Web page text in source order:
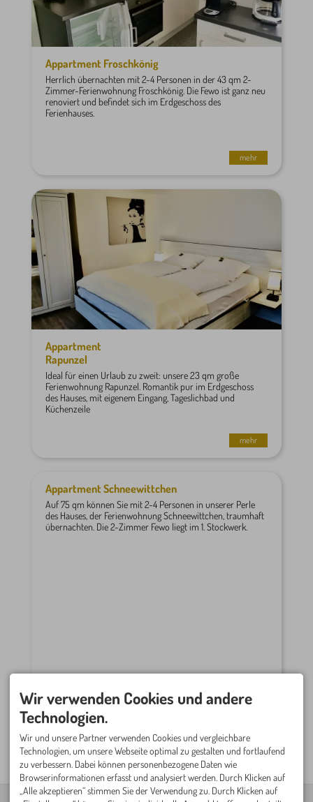
Appartment Froschkönig
Herrlich übernachten mit 2-4 Personen in der 43 qm 2-
Zimmer-Ferienwohnung Froschkönig. Die Fewo ist ganz neu
renoviert und befindet sich im Erdgeschoss des
Ferienhauses.
mehr
Appartment
Rapunzel
Ideal für einen Urlaub zu zweit: unsere 23 qm große
Ferienwohnung Rapunzel. Romantik pur im Erdgeschoss
des Hauses, mit eigenem Eingang, Tageslichbad und
Küchenzeile
mehr
Appartment Schneewittchen
Auf 75 qm können Sie mit 2-4 Personen in unserer Perle
des Hauses, der Ferienwohnung Schneewittchen, traumhaft
übernachten. Die 2-Zimmer Fewo liegt im 1. Stockwerk.
Wir verwenden Cookies und andere
Technologien.
Wir und unsere Partner verwenden Cookies und vergleichbare
Technologien, um unsere Webseite optimal zu gestalten und fortlaufend
zu verbessern. Dabei können personenbezogene Daten wie
Browserinformationen erfasst und analysiert werden. Durch Klicken auf
„Alle akzeptieren“ stimmen Sie der Verwendung zu. Durch Klicken auf